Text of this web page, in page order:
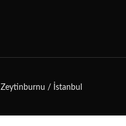
Zeytinburnu / İstanbul